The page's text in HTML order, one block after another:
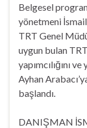
Belgesel
yönetmeni
TRT Genel
uygun bulan
yapımcılığını
Ayhan
başlandı.
DANIŞMAN